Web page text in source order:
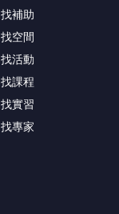
找補助
找空間
找活動
找課程
找實習
找專家